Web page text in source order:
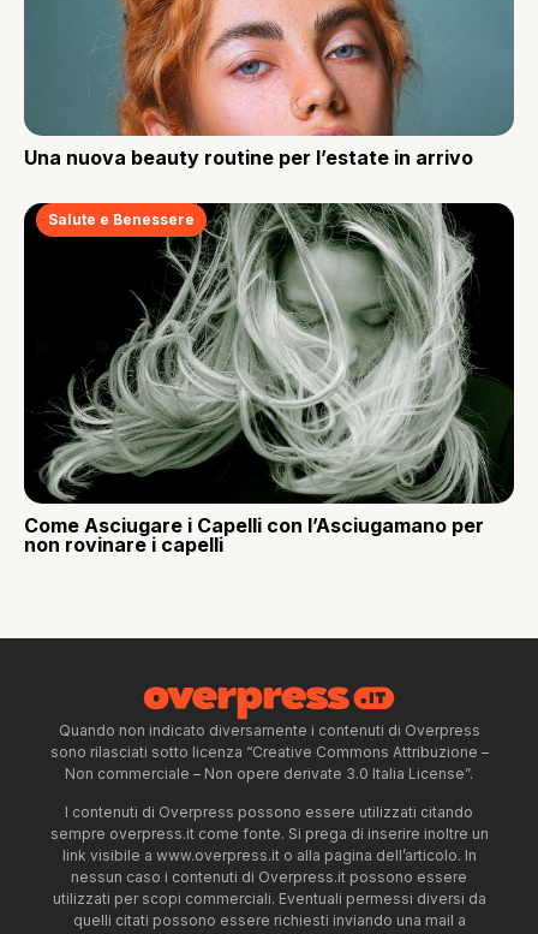
Una nuova beauty routine per l’estate in arrivo
Salute e Benessere
Come Asciugare i Capelli con l’Asciugamano per
non rovinare i capelli
Quando non indicato diversamente i contenuti di Overpress
sono rilasciati sotto licenza “Creative Commons Attribuzione –
Non commerciale – Non opere derivate 3.0 Italia License”.
I contenuti di Overpress possono essere utilizzati citando
sempre overpress.it come fonte. Si prega di inserire inoltre un
link visibile a www.overpress.it o alla pagina dell’articolo. In
nessun caso i contenuti di Overpress.it possono essere
utilizzati per scopi commerciali. Eventuali permessi diversi da
quelli citati possono essere richiesti inviando una mail a